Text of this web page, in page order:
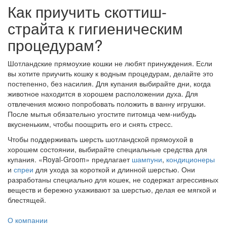
Как приучить скоттиш-
страйта к гигиеническим
процедурам?
Шотландские прямоухие кошки не любят принуждения. Если
вы хотите приучить кошку к водным процедурам, делайте это
постепенно, без насилия. Для купания выбирайте дни, когда
животное находится в хорошем расположении духа. Для
отвлечения можно попробовать положить в ванну игрушки.
После мытья обязательно угостите питомца чем-нибудь
вкусненьким, чтобы поощрить его и снять стресс.
Чтобы поддерживать шерсть шотландской прямоухой в
хорошем состоянии, выбирайте специальные средства для
купания. «Royal-Groom» предлагает шампуни, кондиционеры
и спреи для ухода за короткой и длинной шерстью. Они
разработаны специально для кошек, не содержат агрессивных
веществ и бережно ухаживают за шерстью, делая ее мягкой и
блестящей.
О компании